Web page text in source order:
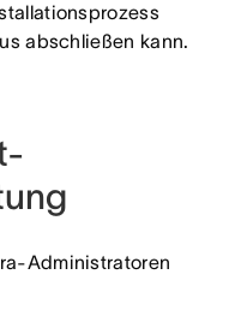
abschließen kann.
Administratoren